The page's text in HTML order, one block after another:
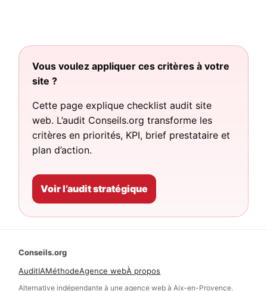
Vous voulez appliquer ces critères à votre
site ?
Cette page explique checklist audit site
web. L’audit Conseils.org transforme les
critères en priorités, KPI, brief prestataire et
plan d’action.
Voir l’audit stratégique
Conseils.org
AuditIAMéthodeAgence webÀ propos
Alternative indépendante à une agence web à Aix-en-Provence.